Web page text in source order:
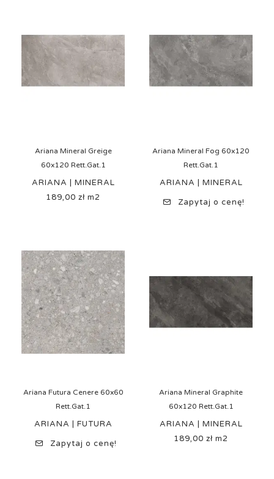
Ariana Mineral Greige
60x120 Rett.Gat.1
ARIANA | MINERAL
Cena
189,00 zł m2
Ariana Mineral Fog 60x120
Rett.Gat.1
ARIANA | MINERAL
Zapytaj o cenę!
Ariana Futura Cenere 60x60
Rett.Gat.1
ARIANA | FUTURA
Zapytaj o cenę!
Ariana Mineral Graphite
60x120 Rett.Gat.1
ARIANA | MINERAL
Cena
189,00 zł m2